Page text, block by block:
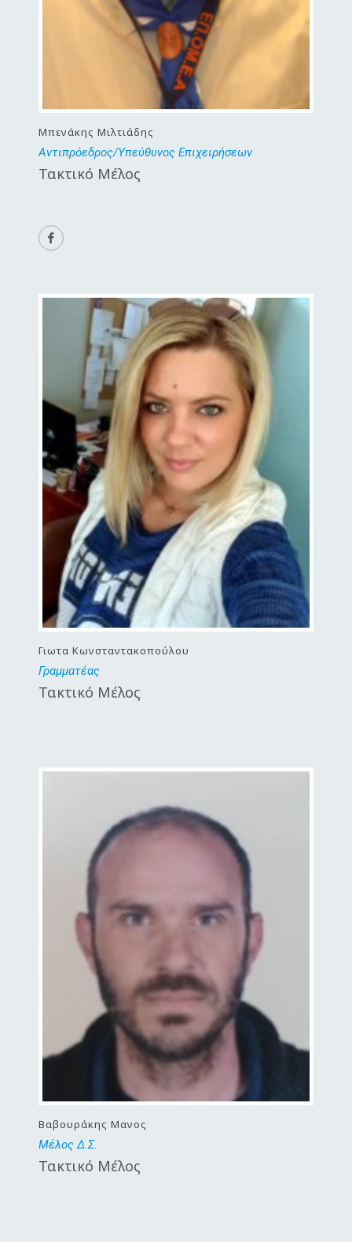
Μπενάκης Μιλτιάδης
Αντιπρόεδρος/Υπεύθυνος Επιχειρήσεων
Τακτικό Μέλος
Γιωτα Κωνσταντακοπούλου
Γραμματέας
Τακτικό Μέλος
Βαβουράκης Μανος
Μέλος Δ.Σ.
Τακτικό Μέλος